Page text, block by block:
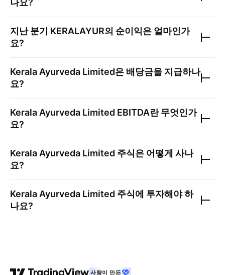
나요?
지난 분기 KERALAYUR의 순이익은 얼마인가
요?
Kerala Ayurveda Limited은 배당금을 지급하나
요?
Kerala Ayurveda Limited EBITDA란 무엇인가
요?
Kerala Ayurveda Limited 주식은 어떻게 사나
요?
Kerala Ayurveda Limited 주식에 투자해야 하
나요?
사람이 만든